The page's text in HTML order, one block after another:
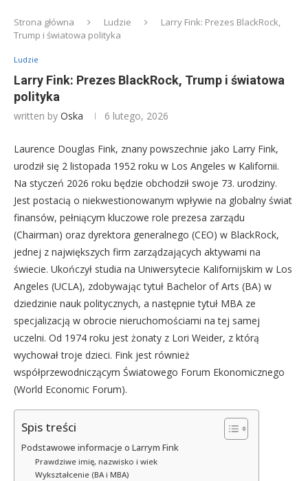
Strona główna Ludzie
Larry Fink: Prezes BlackRock,
Trump i światowa polityka
Ludzie
Larry Fink: Prezes BlackRock, Trump i światowa
polityka
written by Oska 6 lutego, 2026
Laurence Douglas Fink, znany powszechnie jako Larry Fink,
urodził się 2 listopada 1952 roku w Los Angeles w Kalifornii.
Na styczeń 2026 roku będzie obchodził swoje 73. urodziny.
Jest postacią o niekwestionowanym wpływie na globalny świat
finansów, pełniącym kluczowe role prezesa zarządu
(Chairman) oraz dyrektora generalnego (CEO) w BlackRock,
jednej z największych firm zarządzających aktywami na
świecie. Ukończył studia na Uniwersytecie Kalifornijskim w Los
Angeles (UCLA), zdobywając tytuł Bachelor of Arts (BA) w
dziedzinie nauk politycznych, a następnie tytuł MBA ze
specjalizacją w obrocie nieruchomościami na tej samej
uczelni. Od 1974 roku jest żonaty z Lori Weider, z którą
wychował troje dzieci. Fink jest również
współprzewodniczącym Światowego Forum Ekonomicznego
(World Economic Forum).
Spis treści
Podstawowe informacje o Larrym Fink
Prawdziwe imię, nazwisko i wiek
Wykształcenie (BA i MBA)